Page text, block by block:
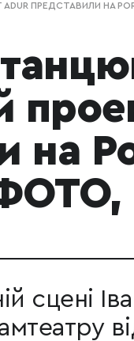
ПРЕДСТАВИЛИ НА
на
сцені